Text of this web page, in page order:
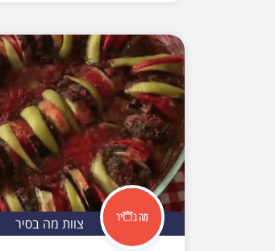
צוות מה בסיר